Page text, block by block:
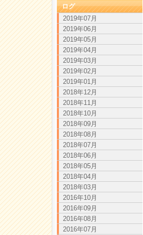
ログ
2019年07月
2019年06月
2019年05月
2019年04月
2019年03月
2019年02月
2019年01月
2018年12月
2018年11月
2018年10月
2018年09月
2018年08月
2018年07月
2018年06月
2018年05月
2018年04月
2018年03月
2016年10月
2016年09月
2016年08月
2016年07月